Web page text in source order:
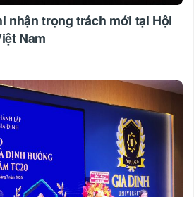
nhận trọng trách mới tại Hội
Nam